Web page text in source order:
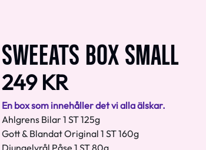
SWEEATS BOX SMALL
249 KR
En box som innehåller det vi alla älskar.
Ahlgrens Bilar 1 ST 125g
Gott & Blandat Original 1 ST 160g